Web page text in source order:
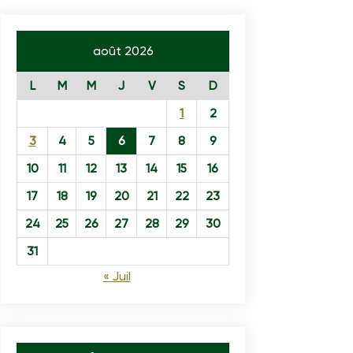
août 2026
L M M J V S
D
1
2
3
4 5 6 7 8
9
10
11 12 13 14 15
16
17
18 19 20 21 22
23
24
25 26 27 28 29
30
31
« Juil